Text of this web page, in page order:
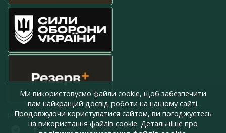
press@armyinform.com.ua
Ми використовуємо файли cookie, щоб забезпечити
вам найкращий досвід роботи на нашому сайті.
Продовжуючи користуватися сайтом, ви погоджуєтесь
на використання файлів cookie. Детальніше про